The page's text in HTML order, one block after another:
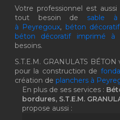
Votre professionnel est
tout besoin de sable à
à Peyregoux, béton
béton décoratif imprimé à
besoins.
S.T.E.M. GRANULATS
pour la construction de
création de planchers à
En plus de ses services :
bordures, S.T.E.M.
propose aussi :